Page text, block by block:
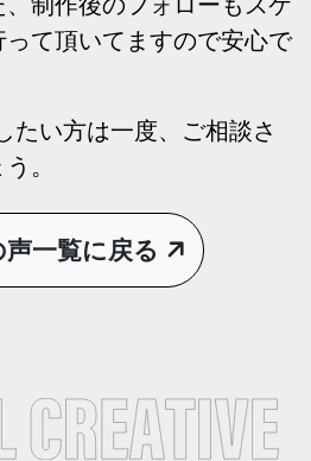
て頂いてますので安心で
たい方は一度、ご相談さ
。
一覧に戻る